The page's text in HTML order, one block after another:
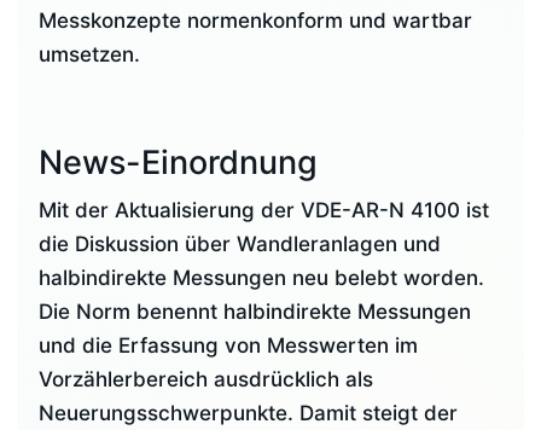
Messkonzepte normenkonform und wartbar
umsetzen.
News-Einordnung
Mit der Aktualisierung der VDE-AR-N 4100 ist
die Diskussion über Wandleranlagen und
halbindirekte Messungen neu belebt worden.
Die Norm benennt halbindirekte Messungen
und die Erfassung von Messwerten im
Vorzählerbereich ausdrücklich als
Neuerungsschwerpunkte. Damit steigt der